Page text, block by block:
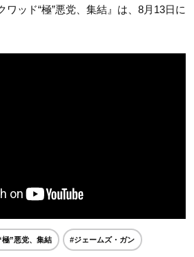
ワッド“極”悪党、集結』は、 8月 13日に
”悪党、集結 #ジェームズ・ガン